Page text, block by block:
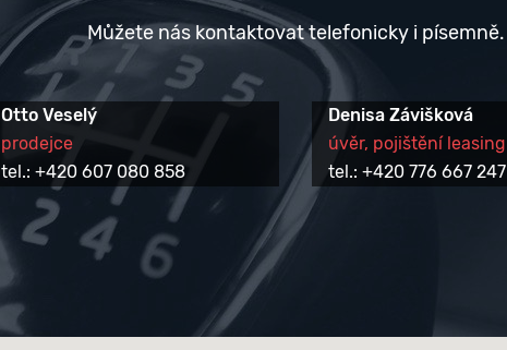
Můžete nás kontaktovat telefonicky i písemně.
Otto Veselý
prodejce
tel.: +420 607 080 858
Denisa Závišková
úvěr, pojištění leasing
tel.: +420 776 667 247